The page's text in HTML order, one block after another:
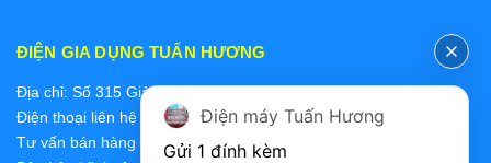
ĐIỆN GIA DỤNG TUẤN HƯƠNG
Địa chỉ: Số 315 Giảng Võ, Ba Đình, Hà Nội
Điện thoại liên hệ các bộ phận:
Tư vấn bán hàng 2: 0868228637
Điện máy Tuấn Hương
Gửi 1 đính kèm